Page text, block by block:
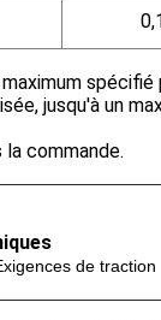
jusqu'à un
commande.
de traction